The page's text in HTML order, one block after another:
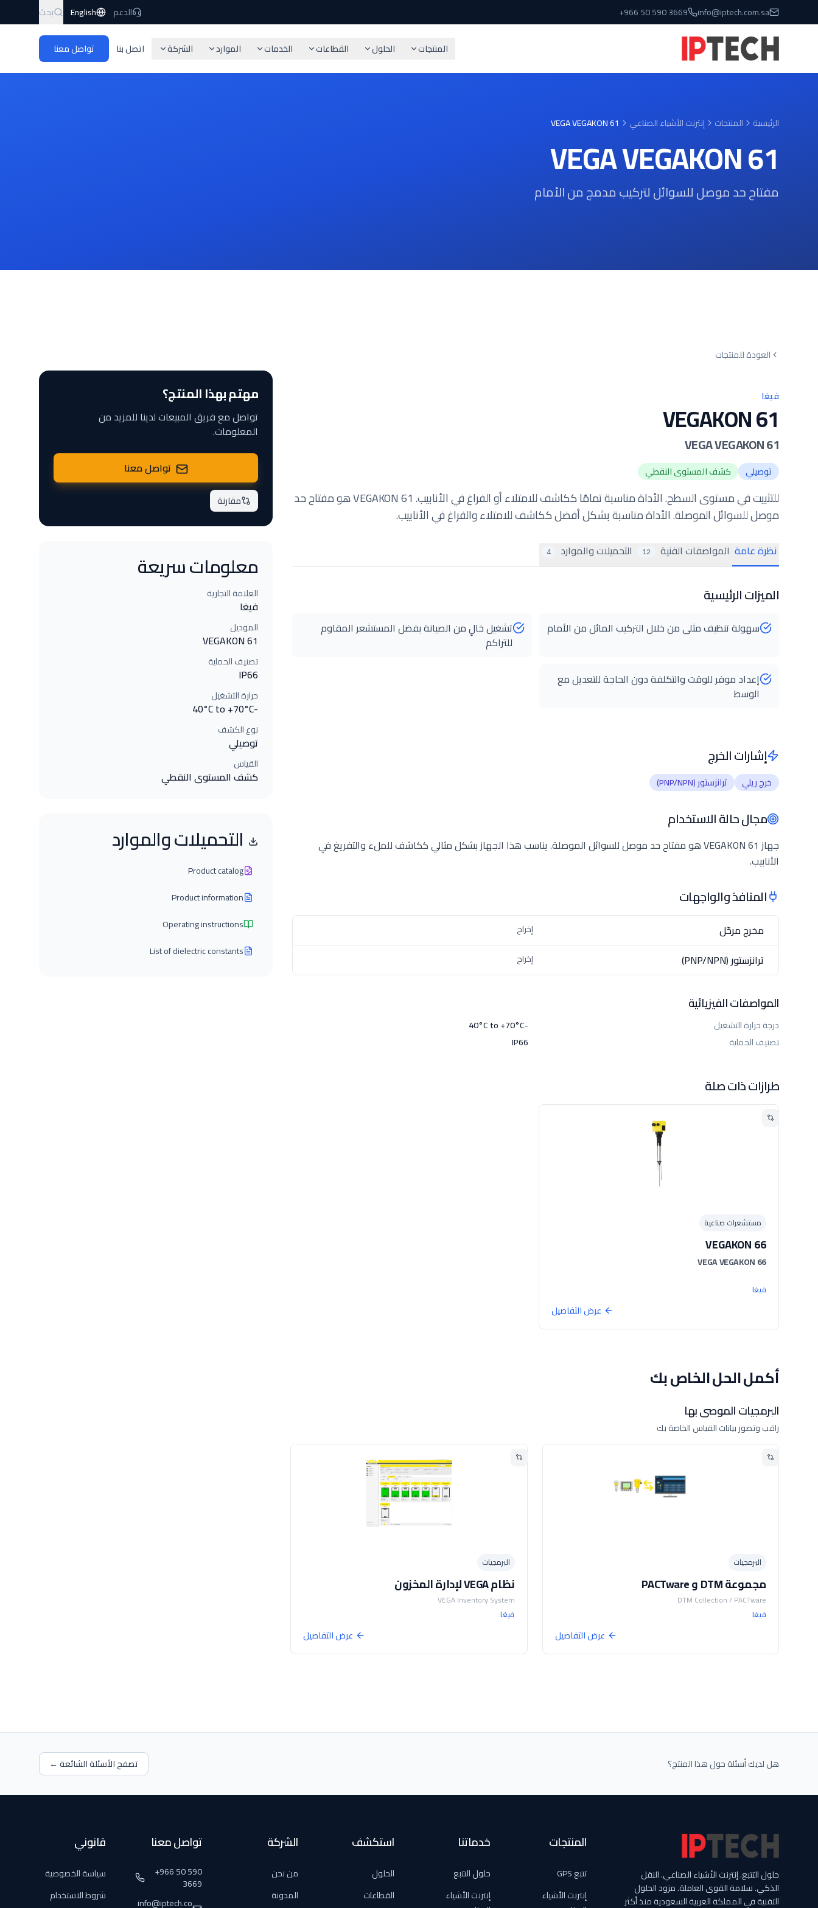
انتقل إلى المحتوى الرئيسي
info@iptech.com.sa
+966 50 590 3669 الدعم English بحث
المنتجات الحلول القطاعات الخدمات الموارد الشركة اتصل بنا تواصل معنا
الرئيسية المنتجات إنترنت الأشياء الصناعي VEGA VEGAKON 61
VEGA VEGAKON 61
مفتاح حد موصل للسوائل لتركيب مدمج من الأمام
العودة للمنتجات
فيغا
VEGAKON 61
VEGA VEGAKON 61
توصيلي كشف المستوى النقطي
للتثبيت في مستوى السطح. الأداة مناسبة تمامًا ككاشف للامتلاء أو الفراغ في الأنابيب. VEGAKON 61 هو مفتاح حد
موصل للسوائل الموصلة. الأداة مناسبة بشكل أفضل ككاشف للامتلاء والفراغ في الأنابيب.
نظرة عامة المواصفات الفنية 12 التحميلات والموارد 4
الميزات الرئيسية
سهولة تنظيف مثلى من خلال التركيب المائل من الأمام
تشغيل خالٍ من الصيانة بفضل المستشعر المقاوم
للتراكم
إعداد موفر للوقت والتكلفة دون الحاجة للتعديل مع
الوسط
إشارات الخرج
خرج ريلي ترانزستور (PNP/NPN)
مجال حالة الاستخدام
جهاز VEGAKON 61 هو مفتاح حد موصل للسوائل الموصلة. يناسب هذا الجهاز بشكل مثالي ككاشف للملء والتفريغ في
الأنابيب.
المنافذ والواجهات
مخرج مرحّل إخراج
ترانزستور (PNP/NPN) إخراج
المواصفات الفيزيائية
درجة حرارة التشغيل
-40°C to +70°C
تصنيف الحماية
IP66
مهتم بهذا المنتج؟
تواصل مع فريق المبيعات لدينا للمزيد من
المعلومات.
تواصل معنا
مقارنة
معلومات سريعة
العلامة التجارية
فيغا
الموديل
VEGAKON 61
تصنيف الحماية
IP66
حرارة التشغيل
-40°C to +70°C
نوع الكشف
توصيلي
القياس
كشف المستوى النقطي
التحميلات والموارد
Product catalog
Product information
Operating instructions
List of dielectric constants
طرازات ذات صلة
مستشعرات صناعية
VEGAKON 66
VEGA VEGAKON 66
فيغا
عرض التفاصيل
أكمل الحل الخاص بك
البرمجيات الموصى بها
راقب وتصور بيانات القياس الخاصة بك
البرمجيات
مجموعة DTM و PACTware
DTM Collection / PACTware
فيغا
عرض التفاصيل
البرمجيات
نظام VEGA لإدارة المخزون
VEGA Inventory System
فيغا
عرض التفاصيل
هل لديك أسئلة حول هذا المنتج؟ تصفح الأسئلة الشائعة ←
حلول التتبع. إنترنت الأشياء الصناعي. النقل
الذكي. سلامة القوى العاملة. مزود الحلول
التقنية في المملكة العربية السعودية منذ أكثر
المنتجات
تتبع GPS
إنترنت الأشياء
خدماتنا
حلول التتبع
إنترنت الأشياء
استكشف
الحلول
القطاعات
الشركة
من نحن
المدونة
تواصل معنا
+966 50 590
3669
info@iptech.co
قانوني
سياسة الخصوصية
شروط الاستخدام